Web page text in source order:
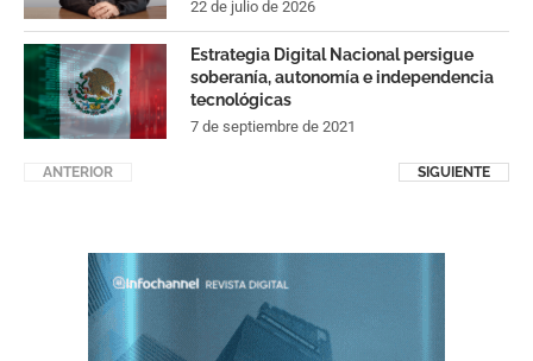
22 de julio de 2026
Estrategia Digital Nacional persigue
soberanía, autonomía e independencia
tecnológicas
7 de septiembre de 2021
ANTERIOR SIGUIENTE